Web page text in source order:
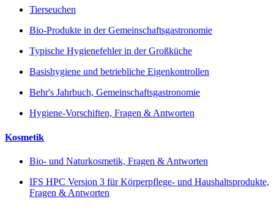
Tierseuchen
Bio-Produkte in der Gemeinschaftsgastronomie
Typische Hygienefehler in der Großküche
Basishygiene und betriebliche Eigenkontrollen
Behr's Jahrbuch, Gemeinschaftsgastronomie
Hygiene-Vorschiften, Fragen & Antworten
Kosmetik
Bio- und Naturkosmetik, Fragen & Antworten
IFS HPC Version 3 für Körperpflege- und Haushaltsprodukte,
Fragen & Antworten